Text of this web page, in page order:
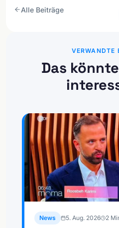
Alle Beiträge
VERWANDTE
Das
News 5. Aug. 2026 2